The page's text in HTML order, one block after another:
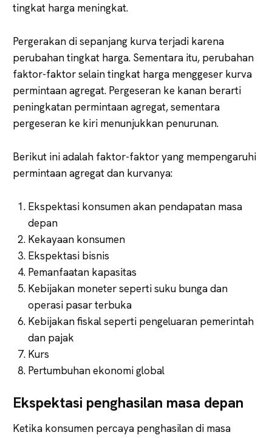
tingkat harga meningkat.
Pergerakan di sepanjang kurva terjadi karena
perubahan tingkat harga. Sementara itu, perubahan
faktor-faktor selain tingkat harga menggeser kurva
permintaan agregat. Pergeseran ke kanan berarti
peningkatan permintaan agregat, sementara
pergeseran ke kiri menunjukkan penurunan.
Berikut ini adalah faktor-faktor yang mempengaruhi
permintaan agregat dan kurvanya:
Ekspektasi konsumen akan pendapatan masa
depan
Kekayaan konsumen
Ekspektasi bisnis
Pemanfaatan kapasitas
Kebijakan moneter seperti suku bunga dan
operasi pasar terbuka
Kebijakan fiskal seperti pengeluaran pemerintah
dan pajak
Kurs
Pertumbuhan ekonomi global
Ekspektasi penghasilan masa depan
Ketika konsumen percaya penghasilan di masa